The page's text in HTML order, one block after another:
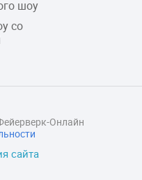
шоу
со
сайта
Онлайн